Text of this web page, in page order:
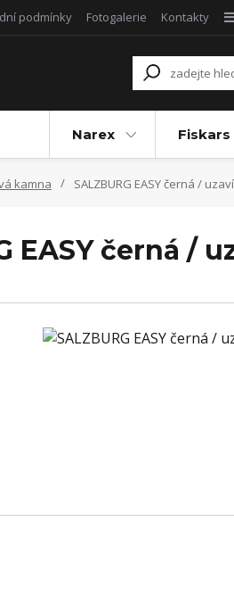
podmínky Fotogalerie Kontakty
Narex Fiskars
kamna SALZBURG EASY černá /
EASY černá /